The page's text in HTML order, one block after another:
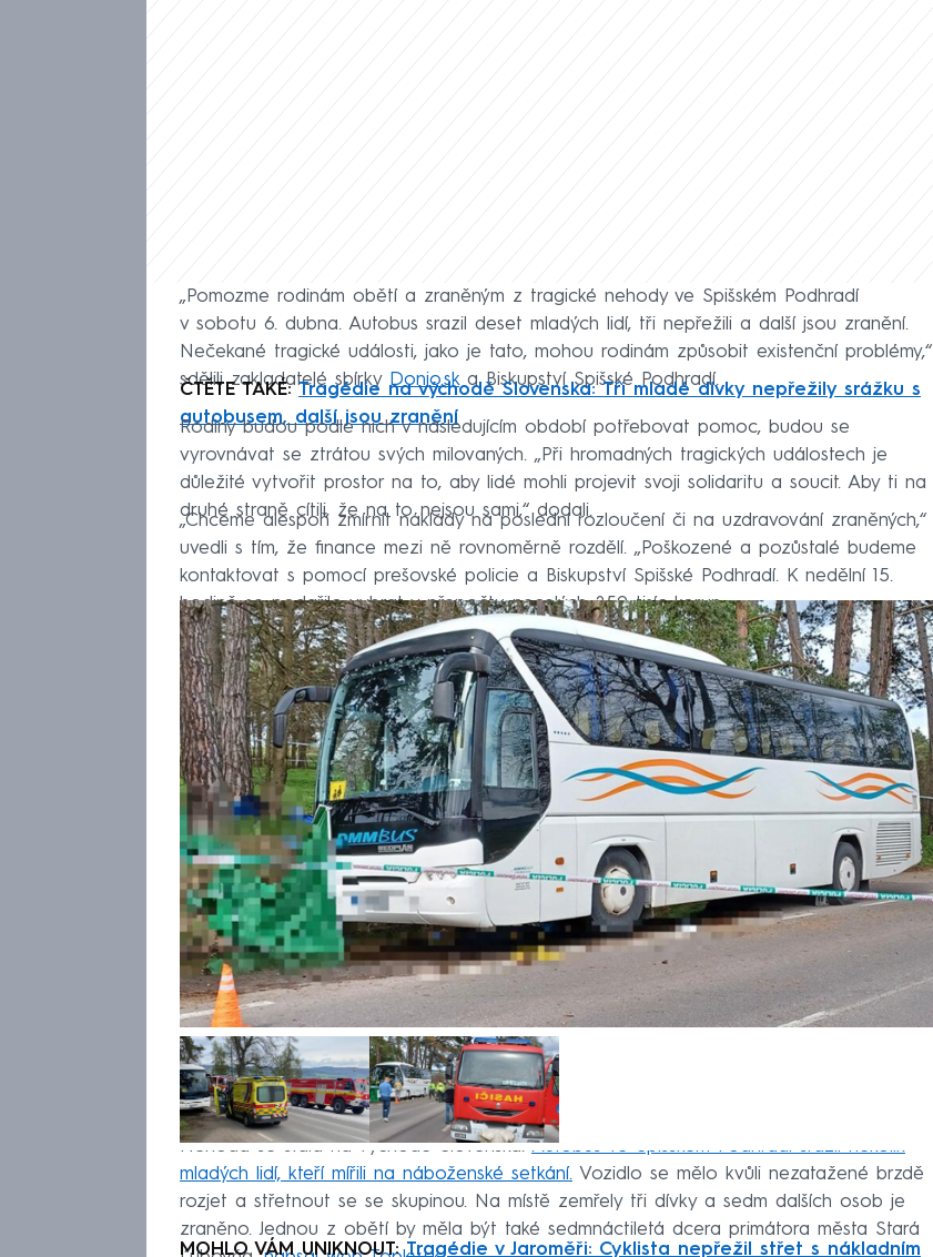
„Pomozme rodinám obětí a zraněným z tragické nehody ve Spišském Podhradí
v sobotu 6. dubna. Autobus srazil deset mladých lidí, tři nepřežili a další jsou zranění.
Nečekané tragické události, jako je tato, mohou rodinám způsobit existenční problémy,“
sdělili zakladatelé sbírky Donio.ska Biskupství Spišské Podhradí.
ČTĚTE TAKÉ:Tragédie na východě Slovenska: Tři mladé dívky nepřežily srážku s
autobusem, další jsou zranění
Rodiny budou podle nich v následujícím období potřebovat pomoc, budou se
vyrovnávat se ztrátou svých milovaných. „Při hromadných tragických událostech je
důležité vytvořit prostor na to, aby lidé mohli projevit svoji solidaritu a soucit. Aby ti na
druhé straně cítili, že na to nejsou sami,“ dodali.
„Chceme alespoň zmírnit náklady na poslední rozloučení či na uzdravování zraněných,“
uvedli s tím, že finance mezi ně rovnoměrně rozdělí. „Poškozené a pozůstalé budeme
kontaktovat s pomocí prešovské policie a Biskupství Spišské Podhradí. K nedělní 15.
hodině se podařilo vybrat v přepočtu necelých 250 tisíc korun.
Nehoda se stala na východě Slovenska.Autobus ve Spišském Podhradí srazil několik
mladých lidí, kteří mířili na náboženské setkání. Vozidlo se mělo kvůli nezatažené brzdě
rozjet a střetnout se se skupinou. Na místě zemřely tři dívky a sedm dalších osob je
zraněno. Jednou z obětí by měla být také sedmnáctiletá dcera primátora města Stará
MOHLO VÁM UNIKNOUT:Tragédie v Jaroměři: Cyklista nepřežil střet s nákladním